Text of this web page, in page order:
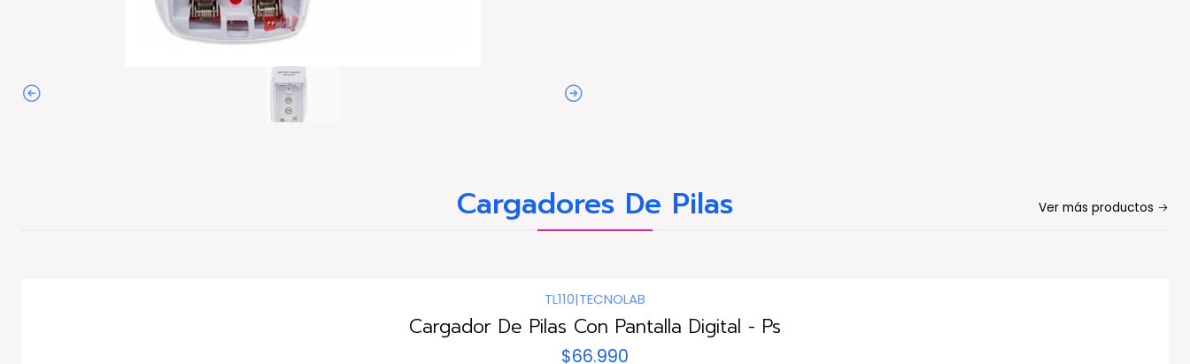
Cargadores De Pilas Ver más productos
TL110|TECNOLAB
Cargador De Pilas Con Pantalla Digital - Ps
$66.990